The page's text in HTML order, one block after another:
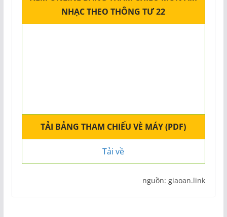
NHẠC THEO THÔNG TƯ 22
TẢI BẢNG THAM CHIẾU VÈ MÁY (PDF)
Tải về
nguồn: giaoan.link